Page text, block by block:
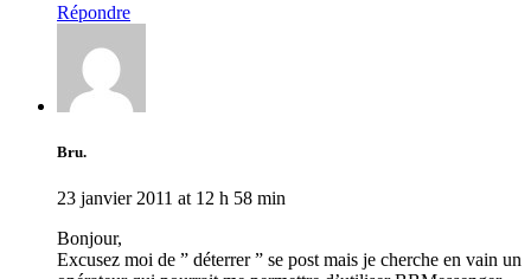
Répondre
Bru.
23 janvier 2011 at 12 h 58 min
Bonjour,
Excusez moi de ” déterrer ” se post mais je cherche en vain un